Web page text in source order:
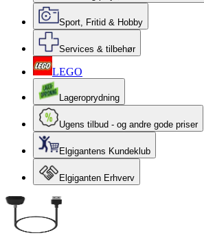
Sport, Fritid & Hobby
Services & tilbehør
LEGO
Lageroprydning
Ugens tilbud - og andre gode priser
Elgigantens Kundeklub
Elgiganten Erhverv